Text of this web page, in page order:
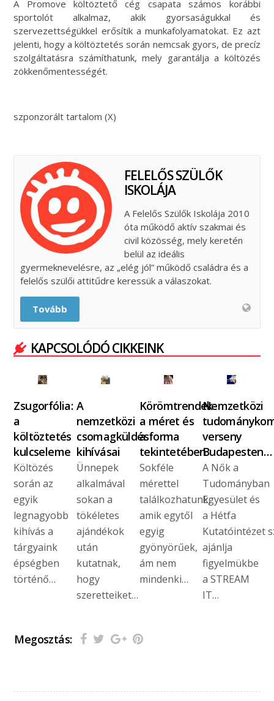
A Promove költöztető cég csapata számos korábbi
sportolót alkalmaz, akik gyorsaságukkal és
szervezettségükkel erősítik a munkafolyamatokat. Ez azt
jelenti, hogy a költöztetés során nemcsak gyors, de precíz
szolgáltatásra számíthatunk, mely garantálja a költözés
zökkenőmentességét.
szponzorált tartalom (X)
FELELŐS SZÜLŐK
ISKOLÁJA
A Felelős Szülők Iskolája 2010
óta működő aktív szakmai és
civil közösség, mely keretén
belül az ideális
gyermeknevelésre, az „elég jól” működő családra és a
felelős szülői attitűdre keressük a válaszokat.
Tovább
KAPCSOLÓDÓ CIKKEINK
Zsugorfólia:
a
költöztetés
kulcseleme
Költözés
során az
egyik
legnagyobb
kihívás a
tárgyaink
épségben
történő…
A
nemzetközi
csomagküldés
kihívásai
Ünnepek
alkalmával
sokan a
tökéletes
ajándékok
után
kutatnak,
hogy
szeretteiket…
Körömtrendek
a méret és
a forma
tekintetében
Sokféle
mérettel
találkozhatunk,
amik egytől
egyig
gyönyörűek,
ám nem
mindenki…
Nemzetközi
verseny
Budapesten…
A Nők a
Tudományban
Egyesület és
a Hétfa
Kutatóintézet
ajánlja
figyelmükbe
a STREAM
IT…
Megosztás: